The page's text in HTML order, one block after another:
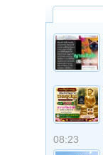
08:23